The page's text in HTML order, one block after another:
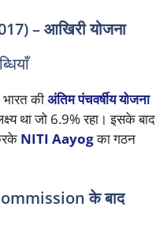
– आखिरी योजना
कीअंतिम पंचवर्षीय योजना
था जो 6.9% रहा। इसके बाद
NITI Aayogका गठन
के बाद